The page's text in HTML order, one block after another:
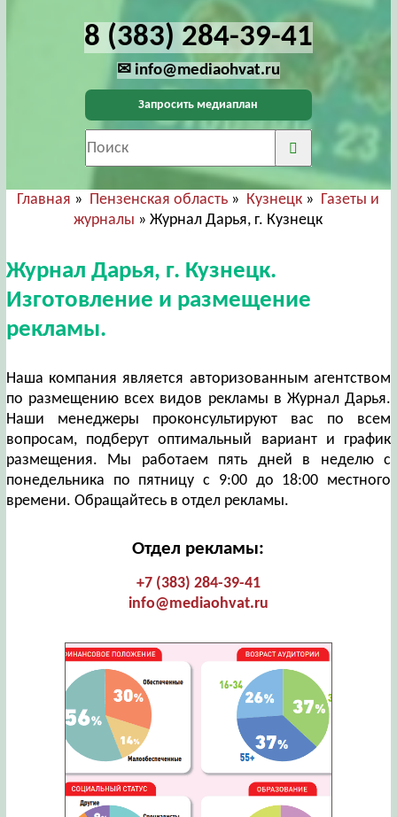
8 (383) 284-39-41
✉ info@mediaohvat.ru
Запросить медиаплан
Главная » Пензенская область » Кузнецк » Газеты и
журналы » Журнал Дарья, г. Кузнецк
Журнал Дарья, г. Кузнецк.
Изготовление и размещение
рекламы.
Наша компания является авторизованным агентством
по размещению всех видов рекламы в Журнал Дарья.
Наши менеджеры проконсультируют вас по всем
вопросам, подберут оптимальный вариант и график
размещения. Мы работаем пять дней в неделю с
понедельника по пятницу с 9:00 до 18:00 местного
времени. Обращайтесь в отдел рекламы.
Отдел рекламы:
+7 (383) 284-39-41
info@mediaohvat.ru